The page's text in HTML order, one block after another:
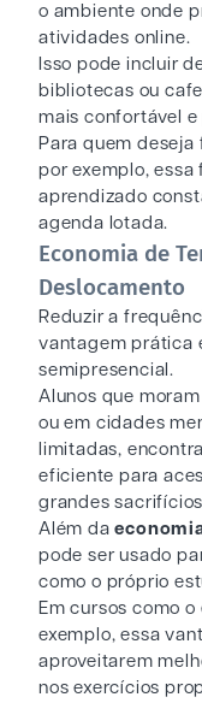
o ambiente onde
atividades online.
Isso pode incluir
bibliotecas ou
mais confortável e
Para quem deseja
por exemplo,
aprendizado
agenda lotada.
Economia de
Deslocamento
Reduzir a
vantagem prática
semipresencial.
Alunos que
ou em cidades
limitadas,
eficiente para
grandes
Além da
pode ser usado
como o próprio
Em cursos como
exemplo, essa
aproveitarem
nos exercícios